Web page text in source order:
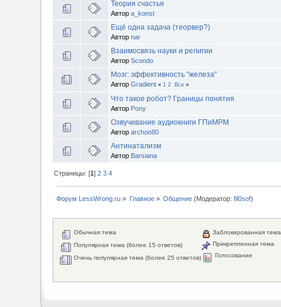
Теория счастья
Авторa_konst
Ещё одна задача (теорвер?)
Авторnar
Взаимосвязь науки и религии
АвторScondo
Мозг: эффективность "железа"
АвторGradient « 1 2 Все »
Что такое робот? Границы понятия
Автор Pony
Озвучивание аудиокниги ГПиМРМ
Авторarchon80
Антинатализм
Автор Barsiana
Страницы: [1]2 3 4
Форум LessWrong.ru » Главное» Общение (Модератор:fil0sof)
Обычная тема
Популярная тема (более 15 ответов)
Очень популярная тема (более 25 ответов)
Заблокированная тема
Прикрепленная тема
Голосование